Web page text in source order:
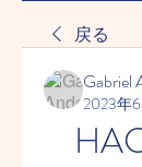
戻る
Gabriel
2023年